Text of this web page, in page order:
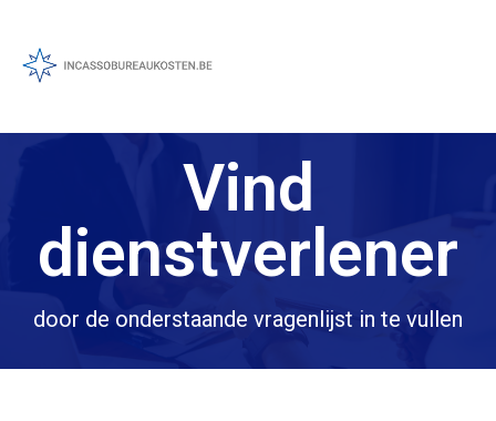
Vind
dienstverlener
door de onderstaande vragenlijst in te vullen